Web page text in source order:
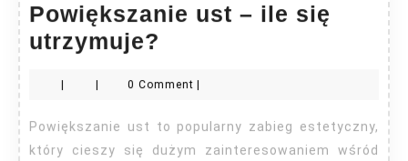
Powiększanie ust – ile się
utrzymuje?
–
ile
się
| | 0 Comment |
Powiększanie ust to popularny zabieg estetyczny,
który cieszy się dużym zainteresowaniem wśród